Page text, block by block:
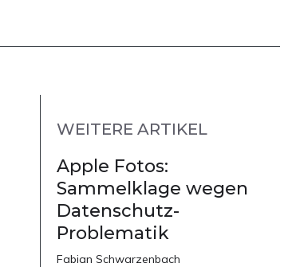
WEITERE ARTIKEL
Apple Fotos:
Sammelklage wegen
Datenschutz-
Problematik
Fabian Schwarzenbach